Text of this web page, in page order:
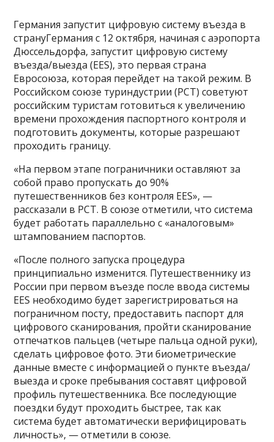
Германия запустит цифровую систему въезда в
странуГермания с 12 октября, начиная с аэропорта
Дюссельдорфа, запустит цифровую систему
въезда/выезда (EES), это первая страна
Евросоюза, которая перейдет на такой режим. В
Российском союзе туриндустрии (РСТ) советуют
российским туристам готовиться к увеличению
времени прохождения паспортного контроля и
подготовить документы, которые разрешают
проходить границу.
«На первом этапе пограничники оставляют за
собой право пропускать до 90%
путешественников без контроля EES», —
рассказали в РСТ. В союзе отметили, что система
будет работать параллельно с «аналоговым»
штампованием паспортов.
«После полного запуска процедура
принципиально изменится. Путешественнику из
России при первом въезде после ввода системы
EES необходимо будет зарегистрироваться на
пограничном посту, предоставить паспорт для
цифрового сканирования, пройти сканирование
отпечатков пальцев (четыре пальца одной руки),
сделать цифровое фото. Эти биометрические
данные вместе с информацией о пункте въезда/
выезда и сроке пребывания составят цифровой
профиль путешественника. Все последующие
поездки будут проходить быстрее, так как
система будет автоматически верифицировать
личность», — отметили в союзе.